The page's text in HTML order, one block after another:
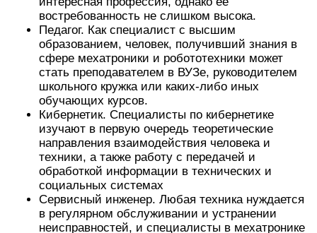
востребованность не слишком высока.
Педагог. Как специалист с высшим
образованием, человек, получивший знания в
сфере мехатроники и робототехники может
стать преподавателем в ВУЗе, руководителем
школьного кружка или каких-либо иных
обучающих курсов.
Кибернетик. Специалисты по кибернетике
изучают в первую очередь теоретические
направления взаимодействия человека и
техники, а также работу с передачей и
обработкой информации в технических и
социальных системах
Сервисный инженер. Любая техника нуждается
в регулярном обслуживании и устранении
неисправностей, и специалисты в мехатронике